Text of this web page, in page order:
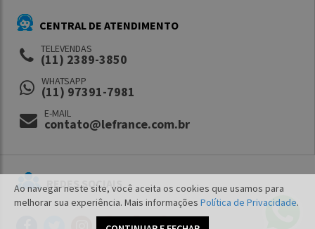
Ao navegar neste site, você aceita os cookies que usamos para
melhorar sua experiência. Mais informações Política de Privacidade.
CENTRAL DE ATENDIMENTO
TELEVENDAS
(11) 2389-3850
WHATSAPP
(11) 97391-7981
E-MAIL
contato@lefrance.com.br
REDES SOCIAIS